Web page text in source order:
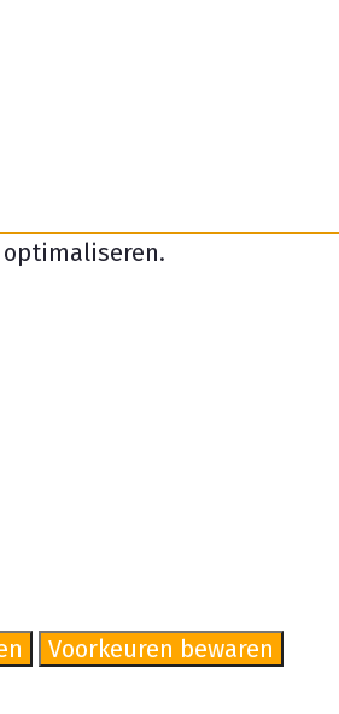
optimaliseren.
Voorkeuren bewaren